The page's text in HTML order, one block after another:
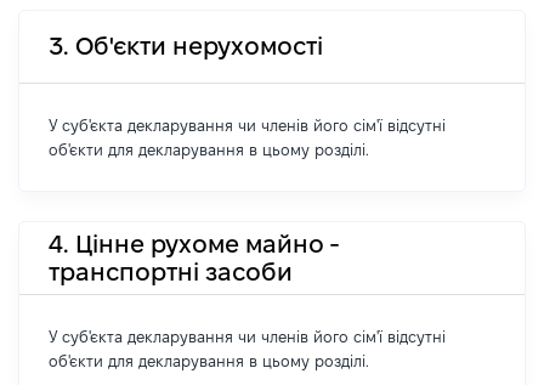
3. Об'єкти нерухомості
У суб'єкта декларування чи членів його сім'ї відсутні
об'єкти для декларування в цьому розділі.
4. Цінне рухоме майно -
транспортні засоби
У суб'єкта декларування чи членів його сім'ї відсутні
об'єкти для декларування в цьому розділі.